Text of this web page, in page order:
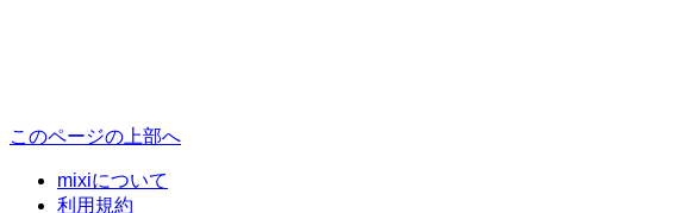
このページの上部へ
mixiについて
利用規約